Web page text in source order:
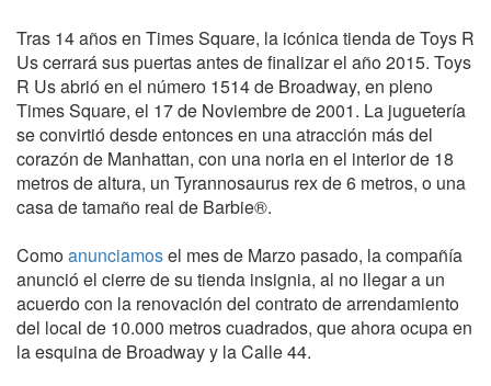
Tras 14 años en Times Square, la icónica tienda de Toys R
Us cerrará sus puertas antes de finalizar el año 2015. Toys
R Us abrió en el número 1514 de Broadway, en pleno
Times Square, el 17 de Noviembre de 2001. La juguetería
se convirtió desde entonces en una atracción más del
corazón de Manhattan, con una noria en el interior de 18
metros de altura, un Tyrannosaurus rex de 6 metros, o una
casa de tamaño real de Barbie®.
Comoanunciamosel mes de Marzo pasado, la compañía
anunció el cierre de su tienda insignia, al no llegar a un
acuerdo con la renovación del contrato de arrendamiento
del local de 10.000 metros cuadrados, que ahora ocupa en
la esquina de Broadway y la Calle 44.